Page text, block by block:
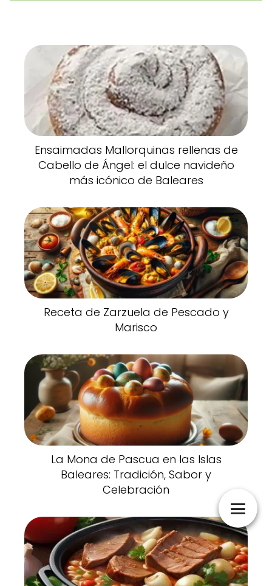
Ensaimadas Mallorquinas rellenas de
Cabello de Ángel: el dulce navideño
más icónico de Baleares
Receta de Zarzuela de Pescado y
Marisco
La Mona de Pascua en las Islas
Baleares: Tradición, Sabor y
Celebración